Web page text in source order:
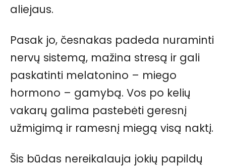
aliejaus.
Pasak jo, česnakas padeda nuraminti
nervų sistemą, mažina stresą ir gali
paskatinti melatonino – miego
hormono – gamybą. Vos po kelių
vakarų galima pastebėti geresnį
užmigimą ir ramesnį miegą visą naktį.
Šis būdas nereikalauja jokių papildų